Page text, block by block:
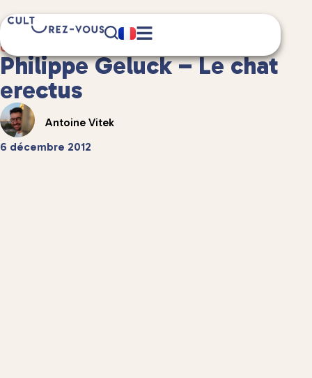
Culture
2 minute(s) de lecture
Philippe Geluck – Le chat
erectus
Antoine Vitek
6 décembre 2012